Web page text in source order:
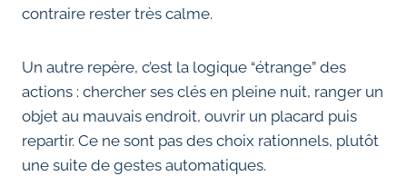
contraire rester très calme.
Un autre repère, c’est la logique “étrange” des
actions : chercher ses clés en pleine nuit, ranger un
objet au mauvais endroit, ouvrir un placard puis
repartir. Ce ne sont pas des choix rationnels, plutôt
une suite de gestes automatiques.